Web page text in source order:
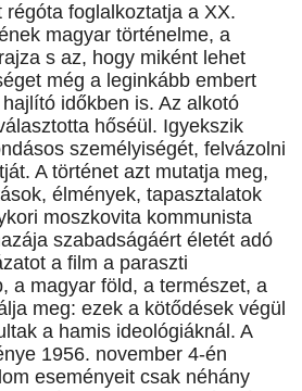
régóta foglalkoztatja a XX.
magyar történelme, a
s az, hogy miként lehet
még a leginkább embert
időkben is. Az alkotó
hőséül. Igyekszik
személyiségét, felvázolni
A történet azt mutatja meg,
élmények, tapasztalatok
moszkovita kommunista
szabadságáért életét adó
a film a paraszti
a magyar föld, a természet, a
meg: ezek a kötődések végül
a hamis ideológiáknál. A
1956. november 4-én
eseményeit csak néhány